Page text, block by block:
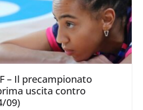
– Il precampionato
uscita contro
09)